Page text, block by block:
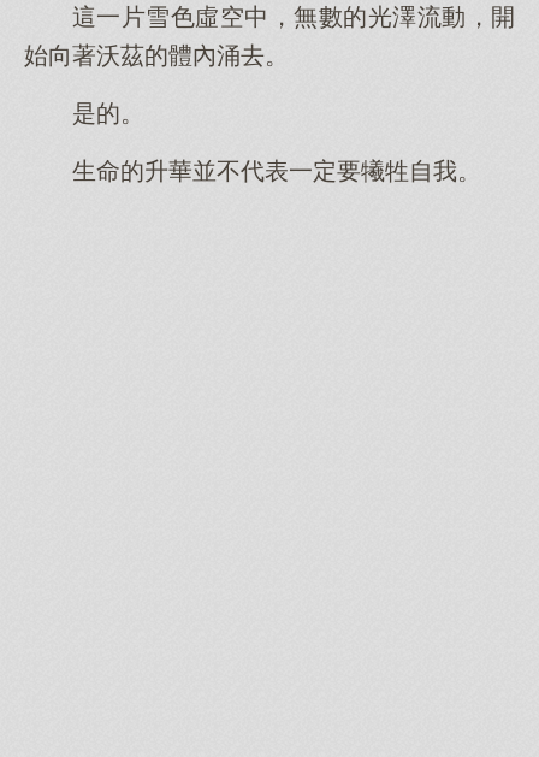
這一片雪色虛空中，無數的光澤流動，開
始向著沃茲的體內涌去。
是的。
生命的升華並不代表一定要犧牲自我。